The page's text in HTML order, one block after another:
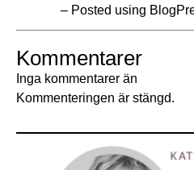
– Posted using
Kommentarer
Inga kommentarer än
Kommenteringen är stängd.